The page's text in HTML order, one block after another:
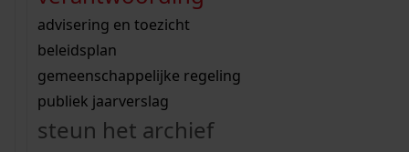
bouwvergunningen
omgevingsvergunningen
vergunningen
beeld en geluid
uitleg nodig?
Wij helpen u op weg met een aantal zoektips.
bekijk alle zoektips
Wij helpen u op weg met een aantal zoektips.
bekijk alle zoektips
bekijk ons geschiedenislokaal
advisering en toezicht
beleidsplan
gemeenschappelijke regeling
publiek jaarverslag
steun het archief
zoektips
Mijn Studiezaal (inloggen)